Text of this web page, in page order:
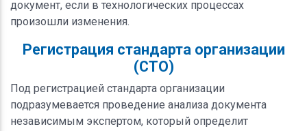
документ, если в технологических процессах
произошли изменения.
Регистрация стандарта организации
(СТО)
Под регистрацией стандарта организации
подразумевается проведение анализа документа
независимым экспертом, который определит